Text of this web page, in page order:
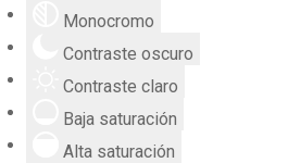
Monocromo
Contraste oscuro
Contraste claro
Baja saturación
Alta saturación